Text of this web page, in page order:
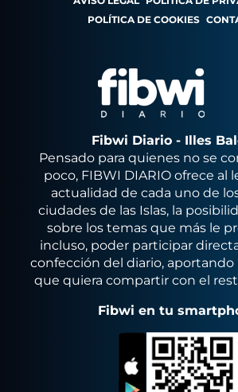
POLÍTICA DE COOKIES
Fibwi Diario - Illes
Pensado para quienes no se
poco, FIBWI DIARIO ofrece al
actualidad de cada uno de
ciudades de las Islas, la
sobre los temas que más le
incluso, poder participar
confección del diario, aportando
que quiera compartir con el
Fibwi en tu